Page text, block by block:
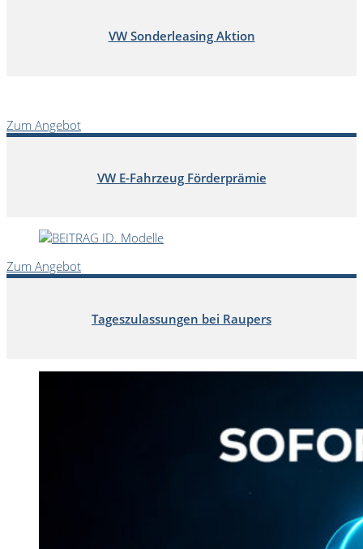
VW Sonderleasing Aktion
Zum Angebot
VW E-Fahrzeug Förderprämie
Zum Angebot
Tageszulassungen bei Raupers